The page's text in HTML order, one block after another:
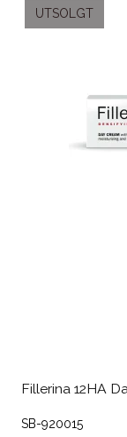
UTSOLGT
Fillerina 12HA
SB-920015